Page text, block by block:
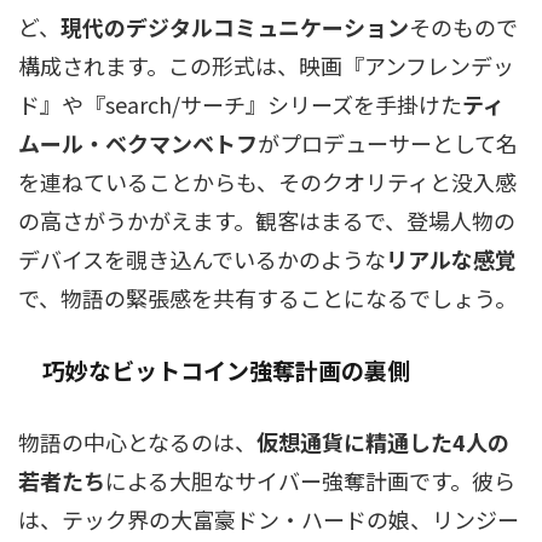
ど、 現代のデジタルコミュニケーションそのもので
構成されます。この形式は、映画『アンフレンデッ
ド』や『search/サーチ』シリーズを手掛けたティ
ムール・ベクマンベトフがプロデューサーとして名
を連ねていることからも、そのクオリティと没入感
の高さがうかがえます。観客はまるで、登場人物の
デバイスを覗き込んでいるかのようなリアルな感覚
で、物語の緊張感を共有することになるでしょう。
巧妙なビットコイン強奪計画の裏側
物語の中心となるのは、 仮想通貨に精通した4人の
若者たちによる大胆なサイバー強奪計画です。彼ら
は、テック界の大富豪ドン・ハードの娘、リンジー